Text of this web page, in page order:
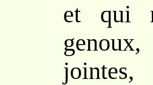
et qui